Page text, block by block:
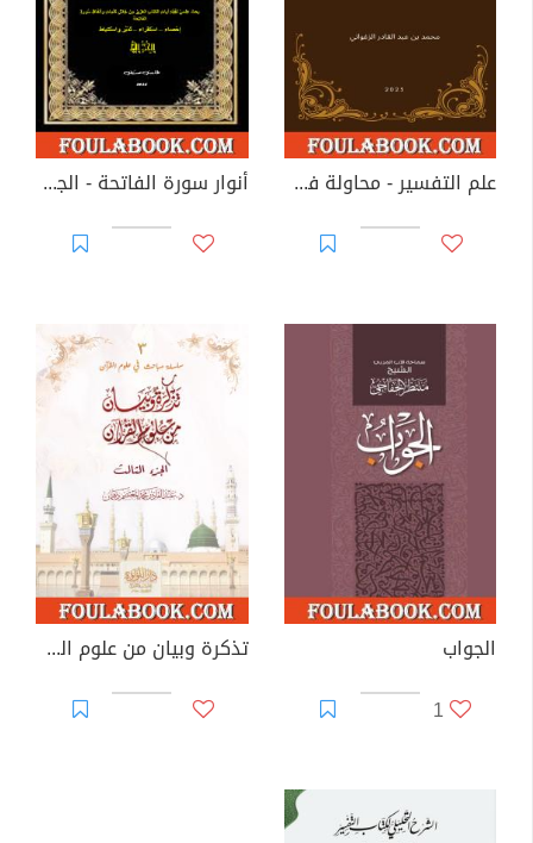
علم التفسير - محاولة في القراءة والتأسيس أنوار سورة الفاتحة - الجزء الأول
الجواب
1
تذكرة وبيان من علوم القرآن - الجزء الثالث